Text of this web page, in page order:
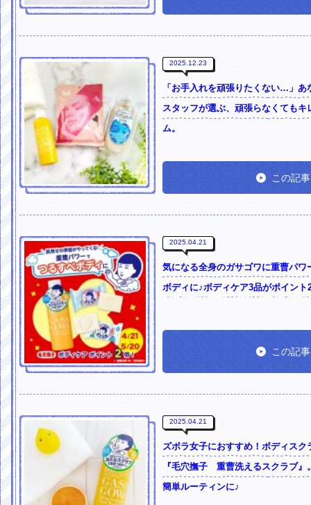
2025.12.23
「お手入れを頑張りたくない…」
スタッフが選ぶ、頑張らなくても
ム。
この記
2025.04.21
気になる全身のガサゴワに重曹パ
ボディに♪ボディケア3品がポイント
この記
2025.04.21
ズボラ女子におすすめ！ボディス
『毛穴撫子 重曹洗えるスクラブ』
簡単ルーティンに♪